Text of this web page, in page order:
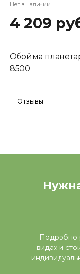
Нет в наличии
4 209
Обойма
8500
Отзывы
Подробно
видах и